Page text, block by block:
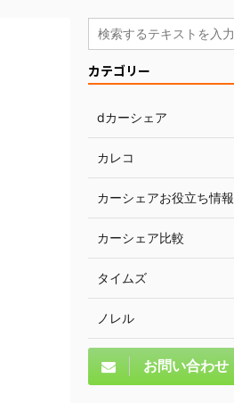
カテゴリー
dカーシェア
カレコ
カーシェアお役立ち情報
カーシェア比較
タイムズ
ノレル
お問い合わせ